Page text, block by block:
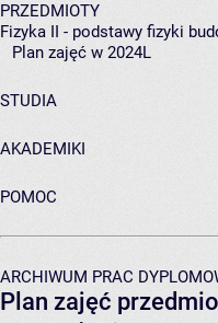
PRZEDMIOTY
Fizyka II - podstawy fizyki
Plan zajęć w 2024L
STUDIA
AKADEMIKI
POMOC
ARCHIWUM PRAC
Plan zajęć